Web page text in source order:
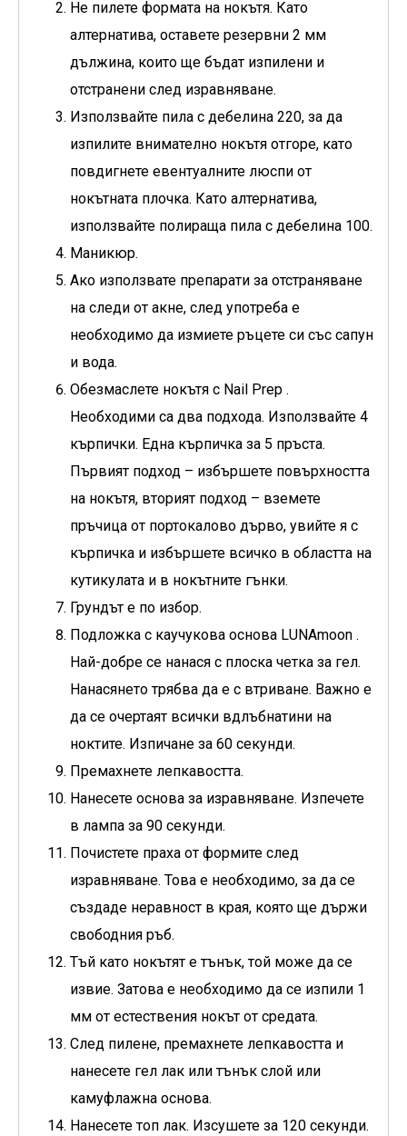
Не пилете формата на нокътя. Като
алтернатива, оставете резервни 2 мм
дължина, които ще бъдат изпилени и
отстранени след изравняване.
Използвайте пила с дебелина 220, за да
изпилите внимателно нокътя отгоре, като
повдигнете евентуалните люспи от
нокътната плочка. Като алтернатива,
използвайте полираща пила с дебелина 100.
Маникюр.
Ако използвате препарати за отстраняване
на следи от акне, след употреба е
необходимо да измиете ръцете си със сапун
и вода.
Обезмаслете нокътя с Nail Prep .
Необходими са два подхода. Използвайте 4
кърпички. Една кърпичка за 5 пръста.
Първият подход – избършете повърхността
на нокътя, вторият подход – вземете
пръчица от портокалово дърво, увийте я с
кърпичка и избършете всичко в областта на
кутикулата и в нокътните гънки.
Грундът е по избор.
Подложка с каучукова основа LUNAmoon .
Най-добре се нанася с плоска четка за гел.
Нанасянето трябва да е с втриване. Важно е
да се очертаят всички вдлъбнатини на
ноктите. Изпичане за 60 секунди.
Премахнете лепкавостта.
Нанесете основа за изравняване. Изпечете
в лампа за 90 секунди.
Почистете праха от формите след
изравняване. Това е необходимо, за да се
създаде неравност в края, която ще държи
свободния ръб.
Тъй като нокътят е тънък, той може да се
извие. Затова е необходимо да се изпили 1
мм от естествения нокът от средата.
След пилене, премахнете лепкавостта и
нанесете гел лак или тънък слой или
камуфлажна основа.
Нанесете топ лак. Изсушете за 120 секунди.